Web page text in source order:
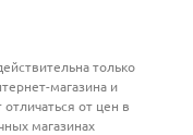
только
магазина и
от цен в
магазинах